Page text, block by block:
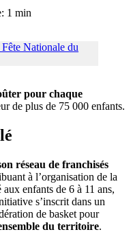
1 min
pour chaque
de plus de 75 000 enfants.
réseau de franchisés
à l’organisation de la
aux enfants de 6 à 11 ans,
s’inscrit dans un
de basket pour
du territoire.